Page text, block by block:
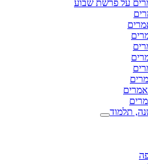
על פרשת שבוע
תלמוד